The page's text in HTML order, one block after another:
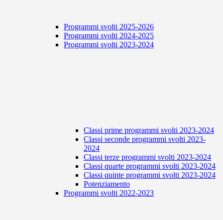
Programmi svolti 2025-2026
Programmi svolti 2024-2025
Programmi svolti 2023-2024
Classi prime programmi svolti 2023-2024
Classi seconde programmi svolti 2023-
2024
Classi terze programmi svolti 2023-2024
Classi quarte programmi svolti 2023-2024
Classi quinte programmi svolti 2023-2024
Potenziamento
Programmi svolti 2022-2023